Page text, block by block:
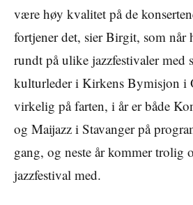
være høy kvalitet på de
fortjener det, sier Birgit, som når
rundt på ulike jazzfestivaler med
kulturleder i Kirkens Bymisjon i
virkelig på farten, i år er både
og Maijazz i Stavanger på
gang, og neste år kommer trolig
jazzfestival med.